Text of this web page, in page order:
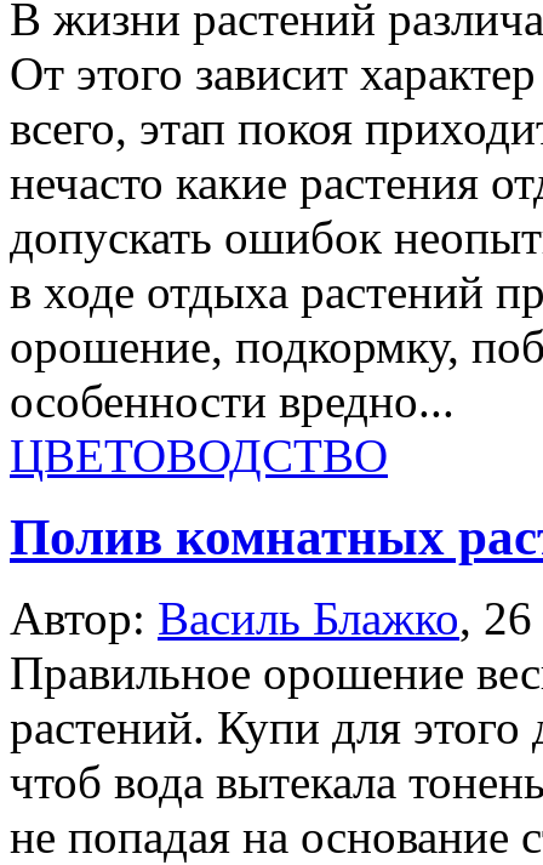
В жизни растений
От этого зависит
всего, этап покоя
нечасто какие растения
допускать ошибок
в ходе отдыха растений
орошение, подкормку,
особенности вредно...
ЦВЕТОВОДСТВО
Полив комнатных
Автор: Василь Блажко,
Правильное орошение
растений. Купи для
чтоб вода вытекала
не попадая на основание